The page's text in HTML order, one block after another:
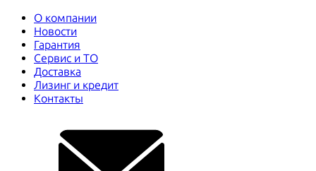
О компании
Новости
Гарантия
Сервис и ТО
Доставка
Лизинг и кредит
Контакты